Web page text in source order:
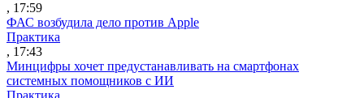
, 17:59
ФАС возбудила дело против Apple
Практика
, 17:43
Минцифры хочет предустанавливать на смартфонах
системных помощников с ИИ
Практика